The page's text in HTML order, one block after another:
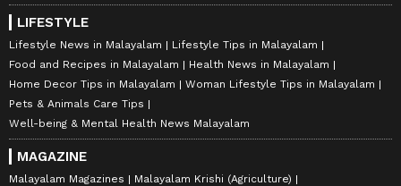
LIFESTYLE
Lifestyle News in Malayalam
Lifestyle Tips in Malayalam
Food and Recipes in Malayalam
Health News in Malayalam
Home Decor Tips in Malayalam
Woman Lifestyle Tips in Malayalam
Pets & Animals Care Tips
Well-being & Mental Health News Malayalam
MAGAZINE
Malayalam Magazines
Malayalam Krishi (Agriculture)